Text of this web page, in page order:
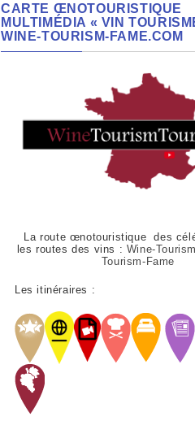
CARTE ŒNOTOURISTIQUE
MULTIMÉDIA « VIN
WINE-TOURISM-FAME.COM
La route œnotouristique des
les routes des vins : Wine-
Tourism-Fame
Les itinéraires :